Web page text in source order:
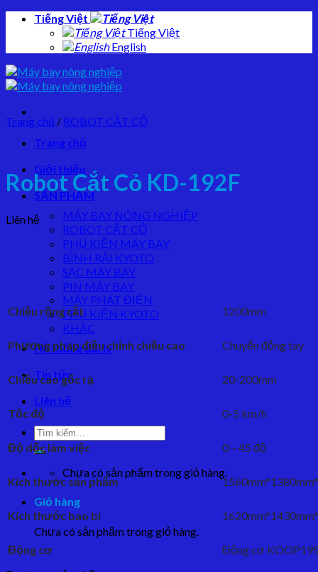
Skip
Tiếng Việt
Tiếng Việt
English
Trang chủ
Giới thiệu
SẢN PHẨM
MÁY BAY NÔNG NGHIỆP
ROBOT CẮT CỎ
PHỤ KIỆN MÁY BAY
BÌNH RẢI KYOTO
SẠC MÁY BAY
PIN MÁY BAY
MÁY PHÁT ĐIỆN
PHỤ KIỆN KYOTO
KHÁC
Hệ thống đại lý
Tin tức
Liên hệ
Tìm
kiếm:
Chưa có sản phẩm trong giỏ hàng.
Giỏ hàng
Chưa có sản phẩm trong giỏ hàng.
Trang chủ / ROBOT CẮT CỎ
Robot Cắt Cỏ KD-192F
Liên hệ
Chiều rộng cắt 1200mm
Phương pháp điều chỉnh chiều cao Chuyển động tay
Chiều cao gốc rạ 20-200mm
Tốc độ 0-5 km/h
Độ dốc làm việc 0 – 45 độ
Kích thước sản phẩm
Kích thước bao bì
Động cơ
Động cơ